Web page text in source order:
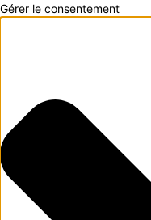
Gérer le consentement